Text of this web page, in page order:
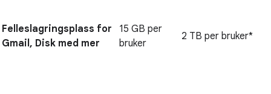
Felleslagringsplass for
Gmail, Disk med mer
15 GB per
bruker
2 TB per bruker*